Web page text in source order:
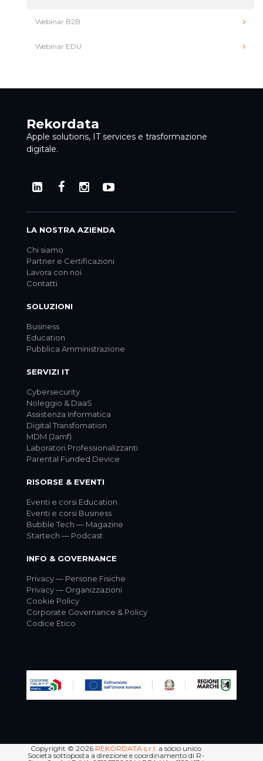
Webinar B2B
Webinar EDU
Rekordata
Apple solutions, IT services e trasformazione
digitale.
LA NOSTRA AZIENDA
Chi siamo
Partner e Certificazioni
Lavora con noi
Contatti
SOLUZIONI
Business
Education
Pubblica Amministrazione
SERVIZI IT
Cybersecurity
Noleggio & DaaS
Assistenza Informatica
Digital Transfomation
MDM (Jamf)
Laboratori Professionalizzanti
Parental Funded Device
RISORSE & EVENTI
Eventi e corsi Education
Eventi e corsi Business
Bubble Tech — Magazine
Startech — Podcast
INFO & GOVERNANCE
Privacy — Persone Fisiche
Privacy — Organizzazioni
Cookie Policy
Corporate Governance & Policy
Codice Etico
Copyright © 2026 REKORDATA s.r.l. a socio unico
Società sottoposta a direzione e coordinamento di R-